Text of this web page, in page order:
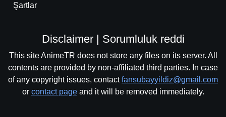
Şartlar
Disclaimer | Sorumluluk reddi
This site AnimeTR does not store any files on its server. All
contents are provided by non-affiliated third parties. In case
of any copyright issues, contactfansubayyildiz@gmail.com
or contact pageand it will be removed immediately.